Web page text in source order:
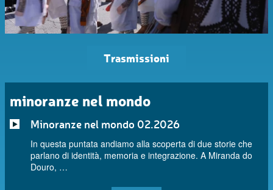
Trasmissioni
minoranze nel mondo
Minoranze nel mondo 02.2026
In questa puntata andiamo alla scoperta di due storie che
parlano di identità, memoria e integrazione. A Miranda do
Douro, …